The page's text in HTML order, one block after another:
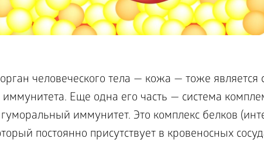
человеческого тела — кожа — тоже является
Еще одна его часть — система
иммунитет. Это комплекс белков
постоянно присутствует в кровеносных